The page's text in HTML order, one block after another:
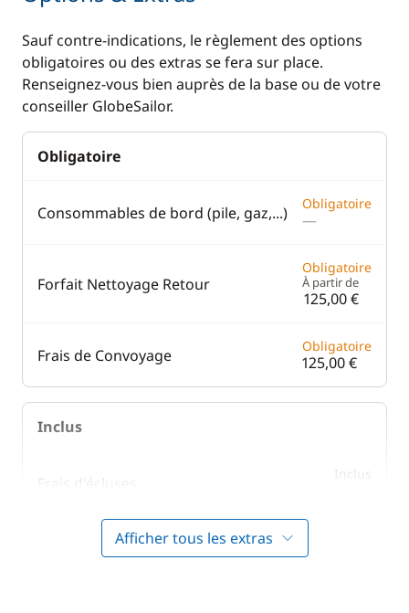
Sauf contre-indications, le règlement des options
obligatoires ou des extras se fera sur place.
Renseignez-vous bien auprès de la base ou de votre
conseiller GlobeSailor.
Obligatoire
Consommables de bord (pile, gaz,...) Obligatoire
—
Forfait Nettoyage Retour
Obligatoire
À partir de
125,00 €
Frais de Convoyage Obligatoire
125,00 €
Inclus
Frais d'écluses Inclus
Afficher tous les extras